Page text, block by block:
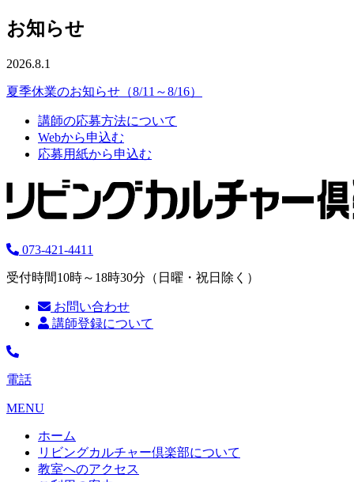
お知らせ
2026.8.1
夏季休業のお知らせ（8/11～8/16）
講師の応募方法について
Webから申込む
応募用紙から申込む
073-421-4411
受付時間10時～18時30分（日曜・祝日除く）
お問い合わせ
講師登録について
電話
MENU
ホーム
リビングカルチャー倶楽部について
教室へのアクセス